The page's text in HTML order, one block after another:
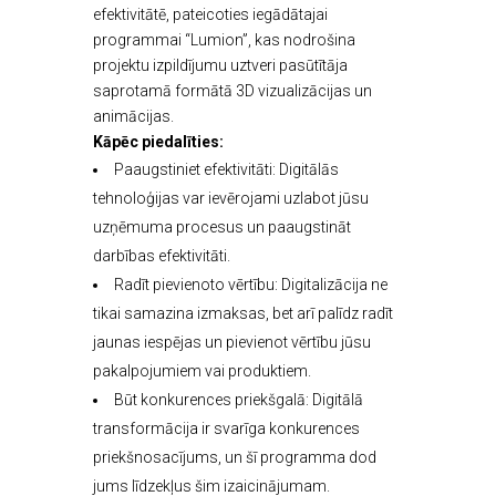
efektivitātē, pateicoties iegādātajai
programmai “Lumion”, kas nodrošina
projektu izpildījumu uztveri pasūtītāja
saprotamā formātā 3D vizualizācijas un
animācijas.
Kāpēc piedalīties:
Paaugstiniet efektivitāti: Digitālās
tehnoloģijas var ievērojami uzlabot jūsu
uzņēmuma procesus un paaugstināt
darbības efektivitāti.
Radīt pievienoto vērtību: Digitalizācija ne
tikai samazina izmaksas, bet arī palīdz radīt
jaunas iespējas un pievienot vērtību jūsu
pakalpojumiem vai produktiem.
Būt konkurences priekšgalā: Digitālā
transformācija ir svarīga konkurences
priekšnosacījums, un šī programma dod
jums līdzekļus šim izaicinājumam.